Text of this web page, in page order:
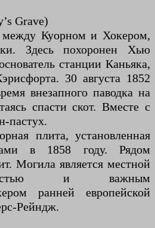
Grave)
между Куорном и Хокером,
Здесь похоронен Хью
станции Каньяка,
30 августа 1852
внезапного паводка на
спасти скот. Вместе с
пастух.
плита, установленная
в 1858 году. Рядом
Могила является местной
и важным
ранней европейской
Рейндж.